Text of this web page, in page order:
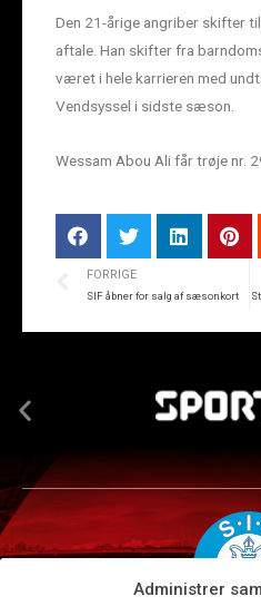
Administrer
Den 21-årige angriber skifter
aftale. Han skifter fra
været i hele karrieren med
Vendsyssel i sidste sæson.
Wessam Abou Ali får trøje nr.
FORRIGE
SIF åbner for salg af sæsonkort